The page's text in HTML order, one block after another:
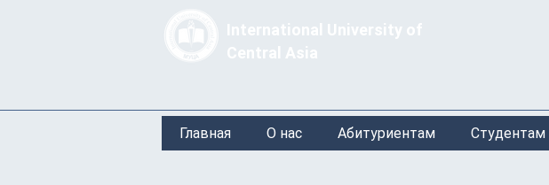
International University of
Central Asia
Главная О нас Абитуриентам Студентам